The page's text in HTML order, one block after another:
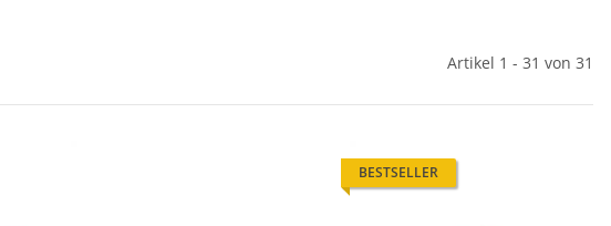
Artikel 1 - 31 von 31
BESTSELLER